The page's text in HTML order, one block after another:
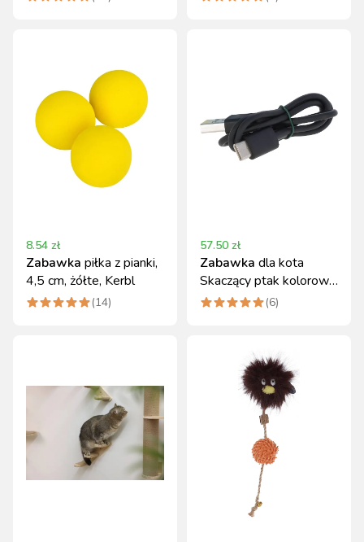
8.54 zł
Zabawka piłka z pianki,
4,5 cm, żółte, Kerbl
(14)
57.50 zł
Zabawka dla kota
Skaczący ptak kolorowy
17 x 12,5 cm Kerbl
(6)